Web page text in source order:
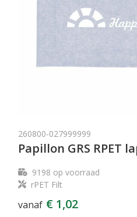
260800-027999999
Papillon GRS RPET
9198 op voorraad
rPET Filt
vanaf € 1,02